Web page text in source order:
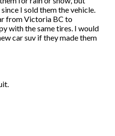
I sold them the vehicle.
from Victoria BC to
with the same tires. I would
car suv if they made them